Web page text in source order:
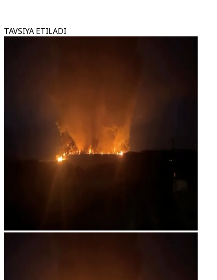
TAVSIYA ETILADI